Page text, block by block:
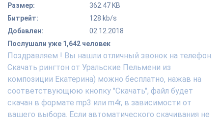
Размер:
362.47 KB
Битрейт:
128 kb/s
Добавлен:
02.12.2018
Послушали уже 1,642 человек
Поздравляем ! Вы нашли отличный звонок на телефон.
Скачать рингтон от Уральские Пельмени из
композиции Екатерина) можно бесплатно, нажав на
соответствующюю кнопку "Скачать", файл будет
скачан в формате mp3 или m4r, в зависимости от
вашего выбора. Если автоматического скачивания не